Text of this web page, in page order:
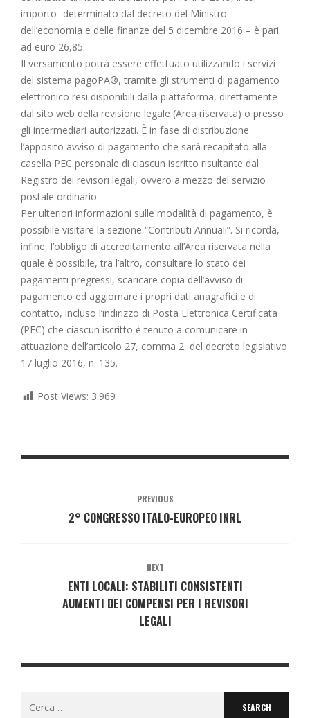
importo -determinato dal decreto del Ministro
dell’economia e delle finanze del 5 dicembre 2016 – è pari
ad euro 26,85.
Il versamento potrà essere effettuato utilizzando i servizi
del sistema pagoPA®, tramite gli strumenti di pagamento
elettronico resi disponibili dalla piattaforma, direttamente
dal sito web della revisione legale (Area riservata) o presso
gli intermediari autorizzati. È in fase di distribuzione
l’apposito avviso di pagamento che sarà recapitato alla
casella PEC personale di ciascun iscritto risultante dal
Registro dei revisori legali, ovvero a mezzo del servizio
postale ordinario.
Per ulteriori informazioni sulle modalità di pagamento, è
possibile visitare la sezione “Contributi Annuali”. Si ricorda,
infine, l’obbligo di accreditamento all’Area riservata nella
quale è possibile, tra l’altro, consultare lo stato dei
pagamenti pregressi, scaricare copia dell’avviso di
pagamento ed aggiornare i propri dati anagrafici e di
contatto, incluso l’indirizzo di Posta Elettronica Certificata
(PEC) che ciascun iscritto è tenuto a comunicare in
attuazione dell’articolo 27, comma 2, del decreto legislativo
17 luglio 2016, n. 135.
Post Views: 3.969
PREVIOUS
2° CONGRESSO ITALO-EUROPEO INRL
NEXT
ENTI LOCALI: STABILITI CONSISTENTI
AUMENTI DEI COMPENSI PER I REVISORI
LEGALI